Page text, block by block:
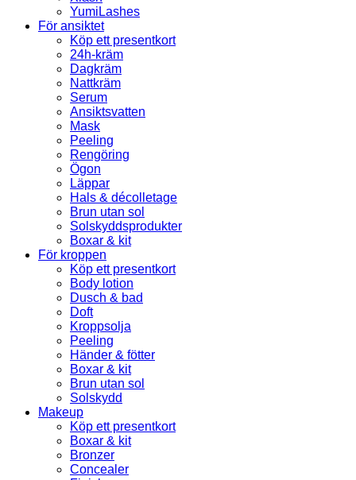
YumiLashes
För ansiktet
Köp ett presentkort
24h-kräm
Dagkräm
Nattkräm
Serum
Ansiktsvatten
Mask
Peeling
Rengöring
Ögon
Läppar
Hals & décolletage
Brun utan sol
Solskyddsprodukter
Boxar & kit
För kroppen
Köp ett presentkort
Body lotion
Dusch & bad
Doft
Kroppsolja
Peeling
Händer & fötter
Boxar & kit
Brun utan sol
Solskydd
Makeup
Köp ett presentkort
Boxar & kit
Bronzer
Concealer